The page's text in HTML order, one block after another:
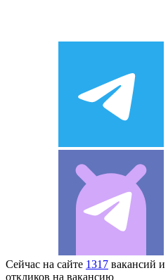
Сейчас на сайте 1317 вакансий и
откликов на вакансию